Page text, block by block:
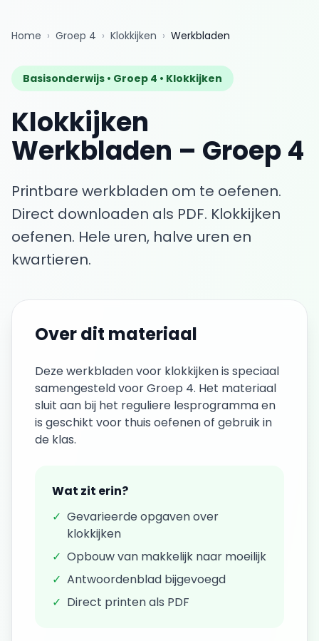
Home › Groep 4 › Klokkijken › Werkbladen
Basisonderwijs • Groep 4 • Klokkijken
Klokkijken
Werkbladen – Groep 4
Printbare werkbladen om te oefenen.
Direct downloaden als PDF. Klokkijken
oefenen. Hele uren, halve uren en
kwartieren.
Over dit materiaal
Dezewerkbladenvoor klokkijkenis speciaal
samengesteld voorGroep 4. Het materiaal
sluit aan bij het reguliere lesprogramma en
is geschikt voor thuis oefenen of gebruik in
de klas.
Wat zit erin?
✓ Gevarieerde opgaven over
klokkijken
✓ Opbouw van makkelijk naar moeilijk
✓ Antwoordenblad bijgevoegd
✓ Direct printen als PDF